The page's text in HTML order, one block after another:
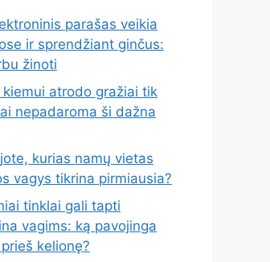
parašas veikia
ir sprendžiant ginčus:
žinoti
kiemui atrodo gražiai tik
nepadaroma ši dažna
kurias namų vietas
vagys tikrina pirmiausia?
tinklai gali tapti
vagims: ką pavojinga
kelionę?